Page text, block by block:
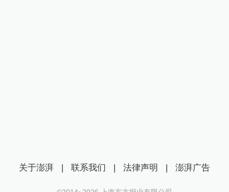
关于澎湃 | 联系我们 | 法律声明 | 澎湃广告